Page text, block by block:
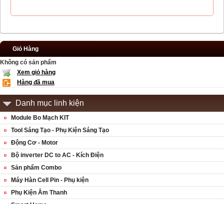
Giỏ Hàng
Không có sản phẩm
Xem giỏ hàng
Hàng đã mua
Danh mục linh kiện
Module Bo Mạch KIT
Tool Sáng Tạo - Phụ Kiện Sáng Tạo
Động Cơ - Motor
Bộ inverter DC to AC - Kích Điện
Sản phẩm Combo
Máy Hàn Cell Pin - Phụ kiện
Phụ Kiện Âm Thanh